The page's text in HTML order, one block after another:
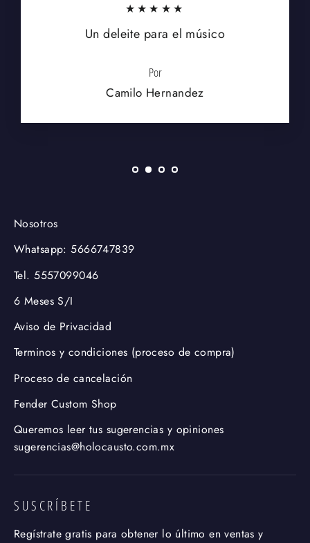
★★★★★
Un deleite para el músico
Por
Camilo Hernandez
Nosotros
Whatsapp: 5666747839
Tel. 5557099046
6 Meses S/I
Aviso de Privacidad
Terminos y condiciones (proceso de compra)
Proceso de cancelación
Fender Custom Shop
Queremos leer tus sugerencias y opiniones
sugerencias@holocausto.com.mx
SUSCRÍBETE
Regístrate gratis para obtener lo último en ventas y